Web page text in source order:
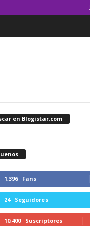
en Blogistar.com
1,396 Fans
24 Seguidores
10,400 Suscriptores